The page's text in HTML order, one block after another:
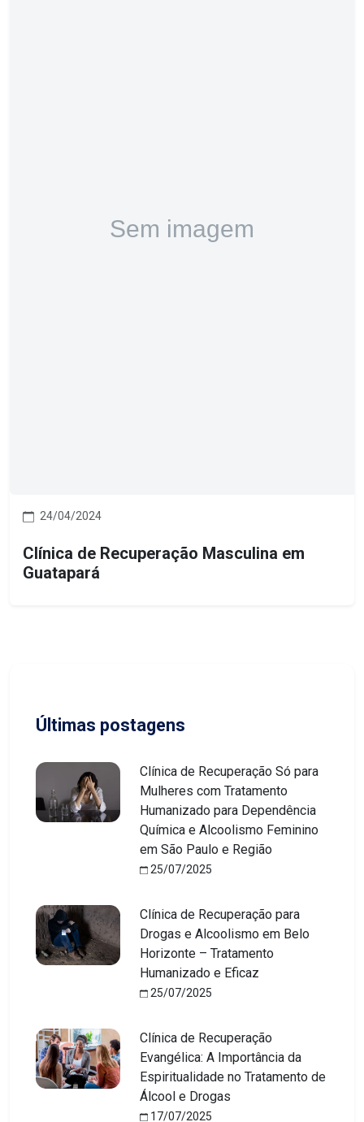
24/04/2024
Clínica de Recuperação Masculina em
Guatapará
Últimas postagens
Clínica de Recuperação Só para
Mulheres com Tratamento
Humanizado para Dependência
Química e Alcoolismo Feminino
em São Paulo e Região
25/07/2025
Clínica de Recuperação para
Drogas e Alcoolismo em Belo
Horizonte – Tratamento
Humanizado e Eficaz
25/07/2025
Clínica de Recuperação
Evangélica: A Importância da
Espiritualidade no Tratamento de
Álcool e Drogas
17/07/2025